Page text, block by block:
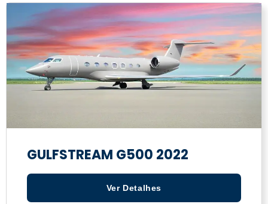
GULFSTREAM G500 2022
Ver Detalhes